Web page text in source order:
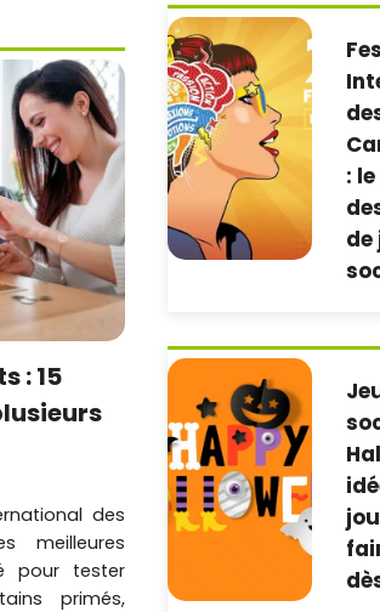
: 15
des
meilleures
pour tester
primés,
:
de